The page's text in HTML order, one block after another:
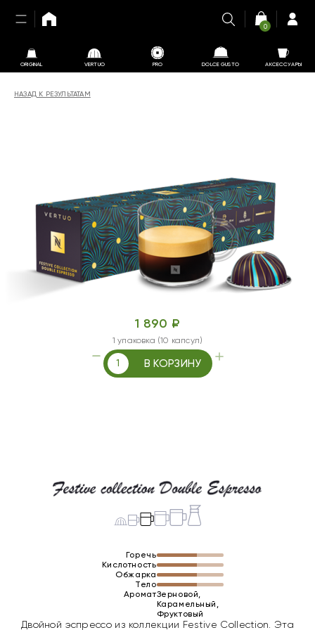
ORIGINAL VERTUO PRO DOLCE GUSTO АКСЕССУАРЫ
0
НАЗАД К РЕЗУЛЬТАТАМ
1 890 ₽
1 упаковка (10 капсул)
В КОРЗИНУ
Горечь
Кислотность
Обжарка
Тело
АроматЗерновой,
Карамельный,
Фруктовый
Двойной эспрессо из коллекции Festive Collection. Эта